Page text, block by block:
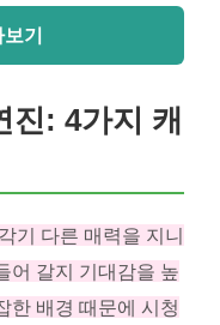
기
진: 4가지 캐
기 다른 매력을 지니
어 갈지 기대감을 높
한 배경 때문에 시청